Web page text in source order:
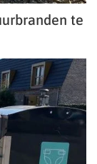
te